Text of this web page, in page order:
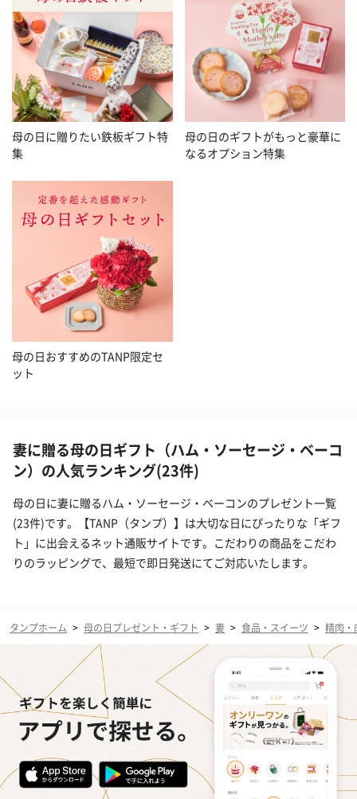
母の日に贈りたい鉄板ギフト特
集
母の日のギフトがもっと豪華に
なるオプション特集
母の日おすすめのTANP限定セ
ット
妻に贈る母の日ギフト（ハム・ソーセージ・ベーコ
ン）の人気ランキング(23件)
母の日に妻に贈るハム・ソーセージ・ベーコンのプレゼント一覧
(23件)です。【TANP（タンプ）】は大切な日にぴったりな「ギフ
ト」に出会えるネット通販サイトです。こだわりの商品をこだわ
りのラッピングで、最短で即日発送にてご対応いたします。
タンプホーム > 母の日プレゼント・ギフト > 妻 > 食品・スイーツ > 精肉・